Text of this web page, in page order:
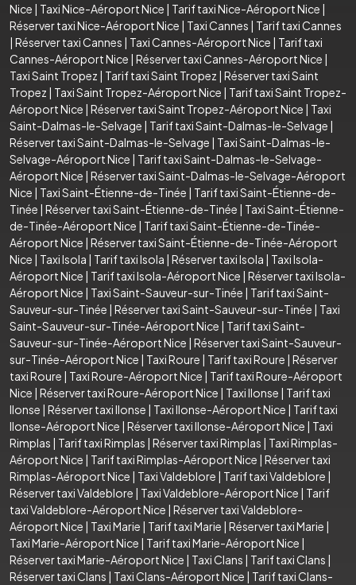
Nice | Taxi Nice-Aéroport Nice | Tarif taxi Nice-Aéroport Nice |
Réserver taxi Nice-Aéroport Nice | Taxi Cannes | Tarif taxi Cannes
| Réserver taxi Cannes | Taxi Cannes-Aéroport Nice | Tarif taxi
Cannes-Aéroport Nice | Réserver taxi Cannes-Aéroport Nice |
Taxi Saint Tropez | Tarif taxi Saint Tropez | Réserver taxi Saint
Tropez | Taxi Saint Tropez-Aéroport Nice | Tarif taxi Saint Tropez-
Aéroport Nice | Réserver taxi Saint Tropez-Aéroport Nice | Taxi
Saint-Dalmas-le-Selvage | Tarif taxi Saint-Dalmas-le-Selvage |
Réserver taxi Saint-Dalmas-le-Selvage | Taxi Saint-Dalmas-le-
Selvage-Aéroport Nice | Tarif taxi Saint-Dalmas-le-Selvage-
Aéroport Nice | Réserver taxi Saint-Dalmas-le-Selvage-Aéroport
Nice | Taxi Saint-Étienne-de-Tinée | Tarif taxi Saint-Étienne-de-
Tinée | Réserver taxi Saint-Étienne-de-Tinée | Taxi Saint-Étienne-
de-Tinée-Aéroport Nice | Tarif taxi Saint-Étienne-de-Tinée-
Aéroport Nice | Réserver taxi Saint-Étienne-de-Tinée-Aéroport
Nice | Taxi Isola | Tarif taxi Isola | Réserver taxi Isola | Taxi Isola-
Aéroport Nice | Tarif taxi Isola-Aéroport Nice | Réserver taxi Isola-
Aéroport Nice | Taxi Saint-Sauveur-sur-Tinée | Tarif taxi Saint-
Sauveur-sur-Tinée | Réserver taxi Saint-Sauveur-sur-Tinée | Taxi
Saint-Sauveur-sur-Tinée-Aéroport Nice | Tarif taxi Saint-
Sauveur-sur-Tinée-Aéroport Nice | Réserver taxi Saint-Sauveur-
sur-Tinée-Aéroport Nice | Taxi Roure | Tarif taxi Roure | Réserver
taxi Roure | Taxi Roure-Aéroport Nice | Tarif taxi Roure-Aéroport
Nice | Réserver taxi Roure-Aéroport Nice | Taxi Ilonse | Tarif taxi
Ilonse | Réserver taxi Ilonse | Taxi Ilonse-Aéroport Nice | Tarif taxi
Ilonse-Aéroport Nice | Réserver taxi Ilonse-Aéroport Nice | Taxi
Rimplas | Tarif taxi Rimplas | Réserver taxi Rimplas | Taxi Rimplas-
Aéroport Nice | Tarif taxi Rimplas-Aéroport Nice | Réserver taxi
Rimplas-Aéroport Nice | Taxi Valdeblore | Tarif taxi Valdeblore |
Réserver taxi Valdeblore | Taxi Valdeblore-Aéroport Nice | Tarif
taxi Valdeblore-Aéroport Nice | Réserver taxi Valdeblore-
Aéroport Nice | Taxi Marie | Tarif taxi Marie | Réserver taxi Marie |
Taxi Marie-Aéroport Nice | Tarif taxi Marie-Aéroport Nice |
Réserver taxi Marie-Aéroport Nice | Taxi Clans | Tarif taxi Clans |
Réserver taxi Clans | Taxi Clans-Aéroport Nice | Tarif taxi Clans-